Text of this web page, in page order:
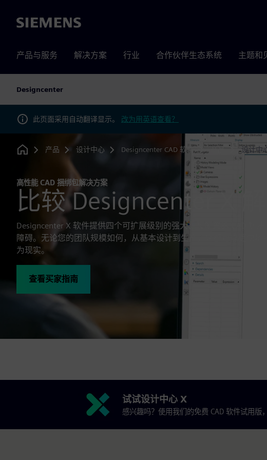
Siemens
产品与服务 解决方案 行业 合作伙伴生态系统 主题和
Designcenter
此页面采用自动翻译显示。 改为用英语查看？
Home
产品 设计中心 Designcenter CAD 软件 设计中
高性能 CAD 捆绑包解决方案
比较 Designcenter X 解
Designcenter X 软件提供四个可扩展级别的强大、预配置的 CAD 解决
障碍。无论您的团队规模如何，从基本设计到生产，您都可以更快地
为现实。
查看买家指南
试试设计中心 X
感兴趣吗？使用我们的免费 CAD 软件试用版